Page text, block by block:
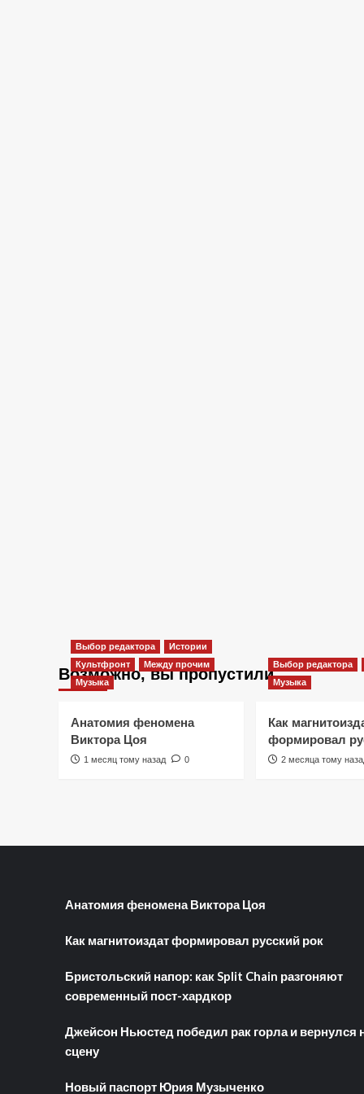
Возможно, вы пропустили
Выбор редактора
Истории
Культфронт
Между прочим
Музыка
Анатомия феномена
Виктора Цоя
1 месяц тому назад 0
Выбор редактора
Музыка
Как
формировал
2 месяца тому
Анатомия феномена Виктора Цоя
Как магнитоиздат формировал русский рок
Бристольский напор: как Split Chain разгоняют
современный пост-хардкор
Джейсон Ньюстед победил рак горла и вернулся
сцену
Новый паспорт Юрия Музыченко